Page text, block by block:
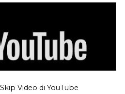
Video di YouTube